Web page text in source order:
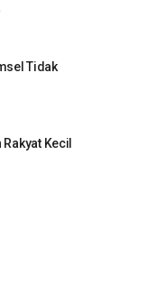
Tidak
Kecil